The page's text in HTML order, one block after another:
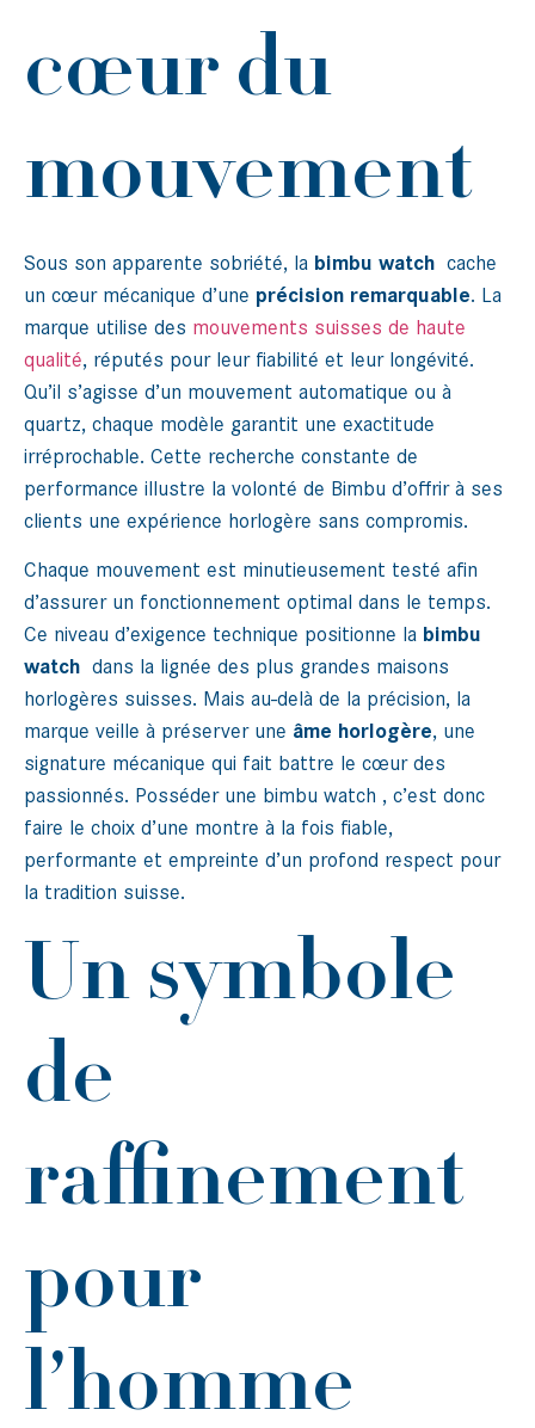
cœur du
mouvement
Sous son apparente sobriété, la bimbu watch cache
un cœur mécanique d’une précision remarquable. La
marque utilise des mouvements suisses de haute
qualité, réputés pour leur fiabilité et leur longévité.
Qu’il s’agisse d’un mouvement automatique ou à
quartz, chaque modèle garantit une exactitude
irréprochable. Cette recherche constante de
performance illustre la volonté de Bimbu d’offrir à ses
clients une expérience horlogère sans compromis.
Chaque mouvement est minutieusement testé afin
d’assurer un fonctionnement optimal dans le temps.
Ce niveau d’exigence technique positionne la bimbu
watch dans la lignée des plus grandes maisons
horlogères suisses. Mais au-delà de la précision, la
marque veille à préserver une âme horlogère, une
signature mécanique qui fait battre le cœur des
passionnés. Posséder une bimbu watch , c’est donc
faire le choix d’une montre à la fois fiable,
performante et empreinte d’un profond respect pour
la tradition suisse.
Un symbole
de
raffinement
pour
l’homme